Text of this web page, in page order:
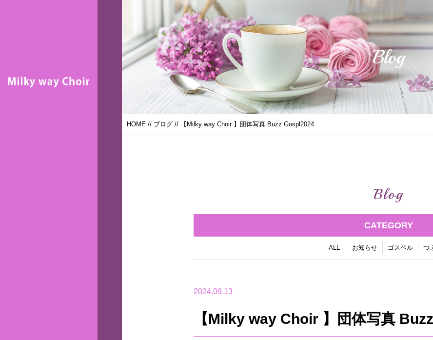
Blog
HOME // ブログ // 【Milky way Choir 】団体写真 Buzz Gospl2024
Blog
CATEGORY
ALL お知らせ ゴスペル つ
2024.09.13
【Milky way Choir 】団体写真